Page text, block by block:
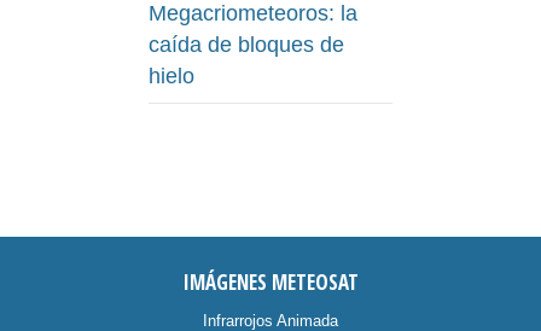
Megacriometeoros: la
caída de bloques de
hielo
IMÁGENES METEOSAT
Infrarrojos Animada